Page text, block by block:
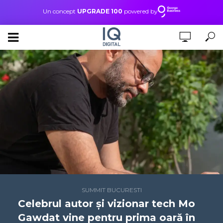
Un concept UPGRADE 100 powered by
SUMMIT BUCURESTI
Celebrul autor și vizionar tech Mo
Gawdat vine pentru prima oară în